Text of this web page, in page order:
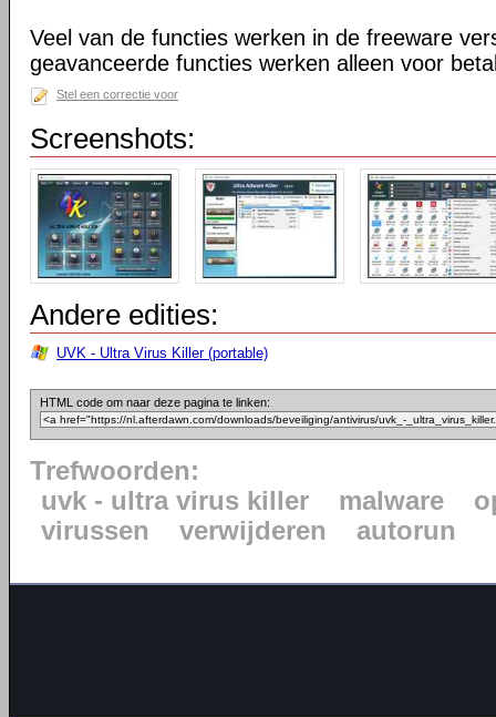
Veel van de functies werken in de freeware
geavanceerde functies werken alleen voor
Stel een correctie voor
Screenshots:
Andere edities:
UVK - Ultra Virus Killer (portable)
HTML code om naar deze pagina te linken:
Trefwoorden:
uvk - ultra virus killer
malware
virussen
verwijderen autorun